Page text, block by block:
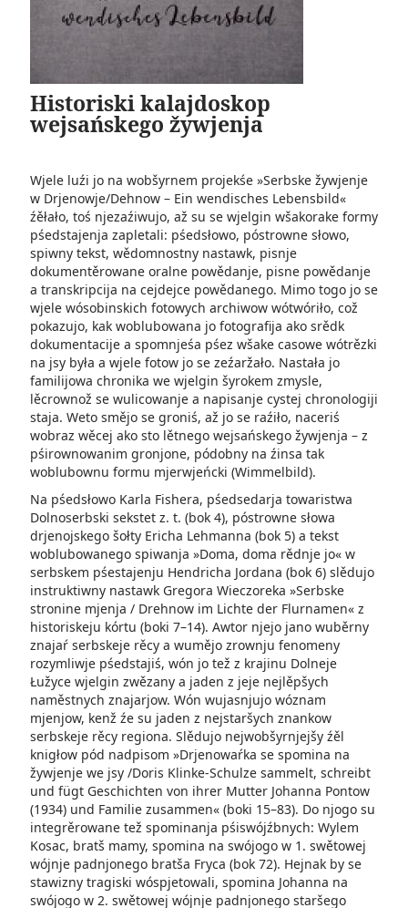
Historiski kalajdoskop
wejsańskego žywjenja
Wjele luźi jo na wobšyrnem projekśe »Serbske žywjenje
w Drjenowje/Dehnow – Ein wendisches Lebensbild«
źěłało, toś njezaźiwujo, až su se wjelgin wšakorake formy
pśedstajenja zapletali: pśedsłowo, póstrowne słowo,
spiwny tekst, wědomnostny nastawk, pisnje
dokumentěrowane oralne powědanje, pisne powědanje
a transkripcija na cejdejce powědanego. Mimo togo jo se
wjele wósobinskich fotowych archiwow wótwóriło, což
pokazujo, kak woblubowana jo fotografija ako srědk
dokumentacije a spomnjeśa pśez wšake casowe wótrězki
na jsy była a wjele fotow jo se zeźaržało. Nastała jo
familijowa chronika we wjelgin šyrokem zmysle,
lěcrownož se wulicowanje a napisanje cystej chronologiji
staja. Weto smějo se groniś, až jo se raźiło, naceriś
wobraz wěcej ako sto lětnego wejsańskego žywjenja – z
pśirownowanim gronjone, pódobny na źinsa tak
woblubownu formu mjerwjeńcki (Wimmelbild).
Na pśedsłowo Karla Fishera, pśedsedarja towaristwa
Dolnoserbski sekstet z. t. (bok 4), póstrowne słowa
drjenojskego šołty Ericha Lehmanna (bok 5) a tekst
woblubowanego spiwanja »Doma, doma rědnje jo« w
serbskem pśe­stajenju Hendricha Jordana (bok 6) slědujo
instruktiwny nastawk Gregora Wieczoreka »Serbske
stronine mjenja / Drehnow im Lichte der Flurnamen« z
historiskeju kórtu (boki 7–14). Awtor njejo jano wuběrny
znajaŕ serbskeje rěcy a wumějo zrownju fenomeny
rozymliwje pśedstajiś, wón jo tež z krajinu Dolneje
Łužyce wjelgin zwězany a jaden z jeje nejlěpšych
naměstnych znajarjow. Wón wujasnjujo wóznam
mjenjow, kenž źe su jaden z nejstaršych znankow
serbskeje rěcy regiona. Slědujo nejwobšyrnjejšy źěl
knigłow pód nadpisom »Drjenowaŕka se spomina na
žywjenje we jsy /Doris Klinke-Schulze sammelt, schreibt
und fügt Geschichten von ihrer Mutter Johanna Pontow
(1934) und Familie zusammen« (boki 15–83). Do njogo su
integrěrowane tež spominanja pśiswójźbnych: Wylem
Kosac, bratš mamy, spomina na swójogo w 1. swětowej
wójnje padnjonego bratša Fryca (bok 72). Hejnak by se
stawizny tragiski wó­spjetowali, spomina Johanna na
swójogo w 2. swětowej wójnje padnjonego staršego